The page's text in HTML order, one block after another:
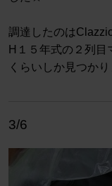
調達したのは
H１５年式の２列
くらいしか見つか
3/6